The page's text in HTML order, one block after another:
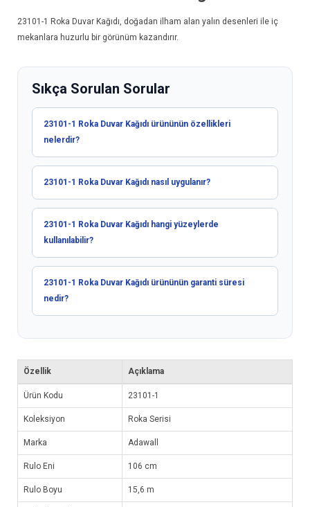
23101-1 Roka Duvar Kağıdı , doğadan ilham alan yalın desenleri ile iç
mekanlara huzurlu bir görünüm kazandırır.
Sıkça Sorulan Sorular
23101-1 Roka Duvar Kağıdı ürününün özellikleri
nelerdir?
23101-1 Roka Duvar Kağıdı nasıl uygulanır?
23101-1 Roka Duvar Kağıdı hangi yüzeylerde
kullanılabilir?
23101-1 Roka Duvar Kağıdı ürününün garanti süresi
nedir?
Özellik Açıklama
Ürün Kodu 23101-1
Koleksiyon Roka Serisi
Marka Adawall
Rulo Eni 106 cm
Rulo Boyu 15,6 m